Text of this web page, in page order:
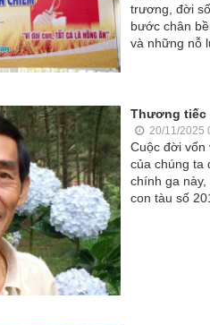
trương, đời
bước chân
và những nỗ
Thương tiếc
20/11/2025
Cuộc đời vốn
của chúng ta
chính ga
con tàu số